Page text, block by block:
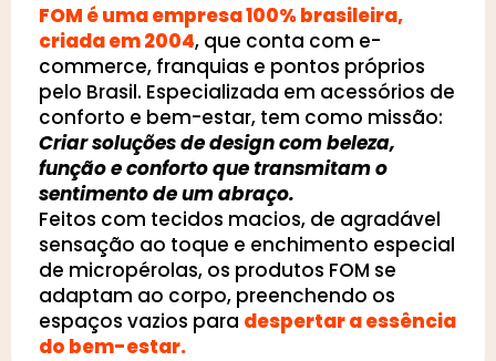
FOM é uma empresa 100% brasileira,
criada em 2004, que conta com e-
commerce, franquias e pontos próprios
pelo Brasil. Especializada em acessórios de
conforto e bem-estar, tem como missão:
Criar soluções de design com beleza,
função e conforto que transmitam o
sentimento de um abraço.
Feitos com tecidos macios, de agradável
sensação ao toque e enchimento especial
de micropérolas, os produtos FOM se
adaptam ao corpo, preenchendo os
espaços vazios para despertar a essência
do bem-estar.